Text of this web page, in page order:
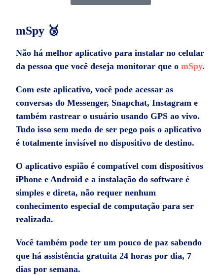
mSpy 🥉
Não há melhor aplicativo para instalar no celular
da pessoa que você deseja monitorar que omSpy.
Com este aplicativo, você pode acessar as
conversas do Messenger, Snapchat, Instagram e
também rastrear o usuário usando GPS ao vivo.
Tudo isso sem medo de ser pego pois o aplicativo
é totalmente invisível no dispositivo de destino.
O aplicativo espião é compatível com dispositivos
iPhone e Android e a instalação do software é
simples e direta, não requer nenhum
conhecimento especial de computação para ser
realizada.
Você também pode ter um pouco de paz sabendo
que há assistência gratuita 24 horas por dia, 7
dias por semana.